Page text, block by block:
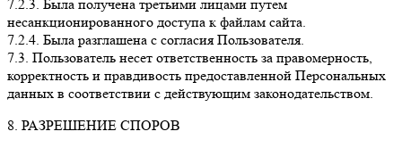
7.2.3. Была получена третьими лицами путем
несанкционированного доступа к файлам сайта.
7.2.4. Была разглашена с согласия Пользователя.
7.3. Пользователь несет ответственность за правомерность,
корректность и правдивость предоставленной Персональных
данных в соответствии с действующим законодательством.
8. РАЗРЕШЕНИЕ СПОРОВ